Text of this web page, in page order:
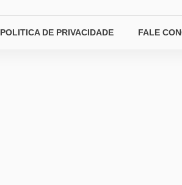
POLITICA DE PRIVACIDADE FALE